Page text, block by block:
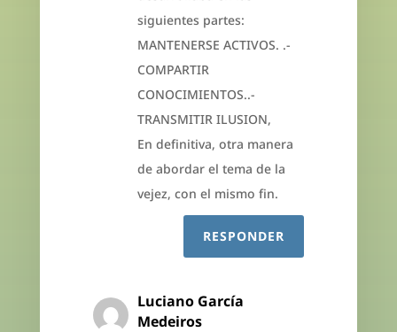
siguientes partes:
MANTENERSE ACTIVOS. .-
COMPARTIR
CONOCIMIENTOS..-
TRANSMITIR ILUSION,
En definitiva, otra manera
de abordar el tema de la
vejez, con el mismo fin.
RESPONDER
Luciano García
Medeiros